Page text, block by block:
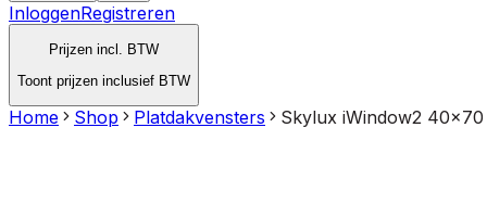
InloggenRegistreren
Prijzen incl. BTW
Toont prijzen inclusief BTW
Home Shop Platdakvensters Skylux iWindow2 40x70